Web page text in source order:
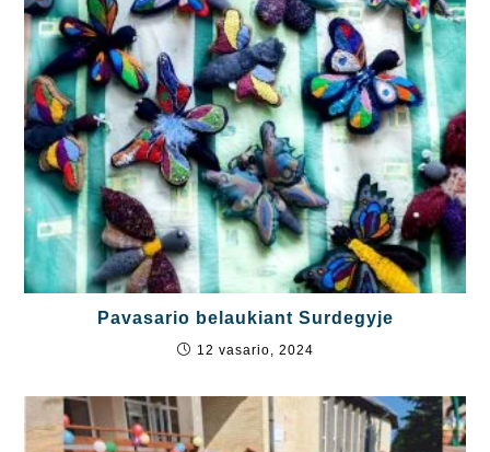
Pavasario belaukiant Surdegyje
12 vasario, 2024